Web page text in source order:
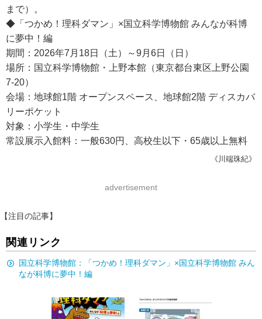
まで）。
◆「つかめ！理科ダマン」×国立科学博物館 みんなが科博
に夢中！編
期間：2026年7月18日（土）～9月6日（日）
場所：国立科学博物館・上野本館（東京都台東区上野公園
7-20）
会場：地球館1階 オープンスペース、地球館2階 ディスカバ
リーポケット
対象：小学生・中学生
常設展示入館料：一般630円、高校生以下・65歳以上無料
《川端珠紀》
advertisement
【注目の記事】
関連リンク
国立科学博物館：「つかめ！理科ダマン」×国立科学博物館 みん
なが科博に夢中！編